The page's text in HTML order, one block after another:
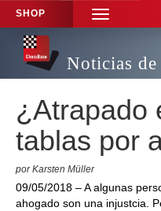
SHOP
TOGGLE
NAVIGATION
Noticias de
¿Atrapado
tablas por
por Karsten Müller
09/05/2018 – A algunas
ahogado son una injustcia.